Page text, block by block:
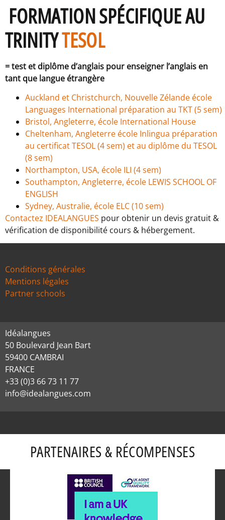
FORMATION SPÉCIFIQUE AU
TRINITYTESOL
= test et diplôme d’anglais pour enseigner l’anglais en
tant que langue étrangère
Auckland et Christchurch, Nouvelle Zélande école
Languages International préparation au TKT (5 sem)
Bristol, Angleterre, école International House
Cheltenham, Angleterre école Inlingua préparation
au certificat TESOL (4 sem) et au diplôme du TESOL
(8 sem)
Northampton, USA, école ILI (4 sem)
Southampton, Angleterre, école LEWIS SCHOOL OF
ENGLISH
Sydney, Australie, école ELC (10 sem)
Contactez IDEALANGUES pour obtenir un devis gratuit &
vérification de disponibilité cours & hébergement.
Conditions générales
Mentions légales
Partner schools
Idéalangues
50 Boulevard Jean Bart
59400 CAMBRAI
FRANCE
+33 (0)3 66 73 11 77
info@idealangues.com
PARTENAIRES & RÉCOMPENSES